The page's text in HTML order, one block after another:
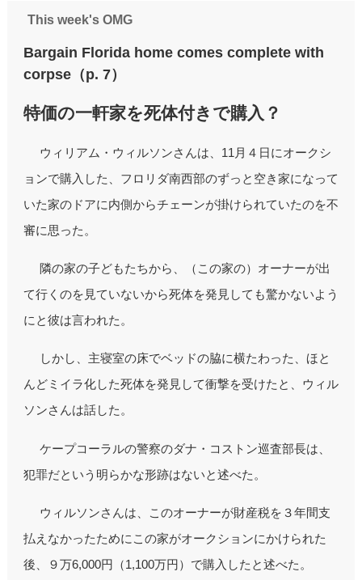
This week's OMG
Bargain Florida home comes complete with
corpse（p. 7）
特価の一軒家を死体付きで購入？
ウィリアム・ウィルソンさんは、11月４日にオークシ
ョンで購入した、フロリダ南西部のずっと空き家になって
いた家のドアに内側からチェーンが掛けられていたのを不
審に思った。
隣の家の子どもたちから、（この家の）オーナーが出
て行くのを見ていないから死体を発見しても驚かないよう
にと彼は言われた。
しかし、主寝室の床でベッドの脇に横たわった、ほと
んどミイラ化した死体を発見して衝撃を受けたと、ウィル
ソンさんは話した。
ケープコーラルの警察のダナ・コストン巡査部長は、
犯罪だという明らかな形跡はないと述べた。
ウィルソンさんは、このオーナーが財産税を３年間支
払えなかったためにこの家がオークションにかけられた
後、９万6,000円（1,100万円）で購入したと述べた。